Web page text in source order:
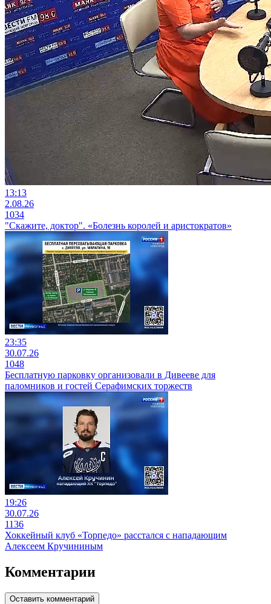
13:13
2.08.26
1034
"Скажите, доктор". «Болезнь королей и аристократов»
23:35
30.07.26
1048
Бесплатную парковку организовали в Дивееве для
паломников и гостей Серафимских торжеств
19:26
30.07.26
1136
Хоккейный клуб «Торпедо» расстался с нападающим
Алексеем Кручининым
Комментарии
Оставить комментарий